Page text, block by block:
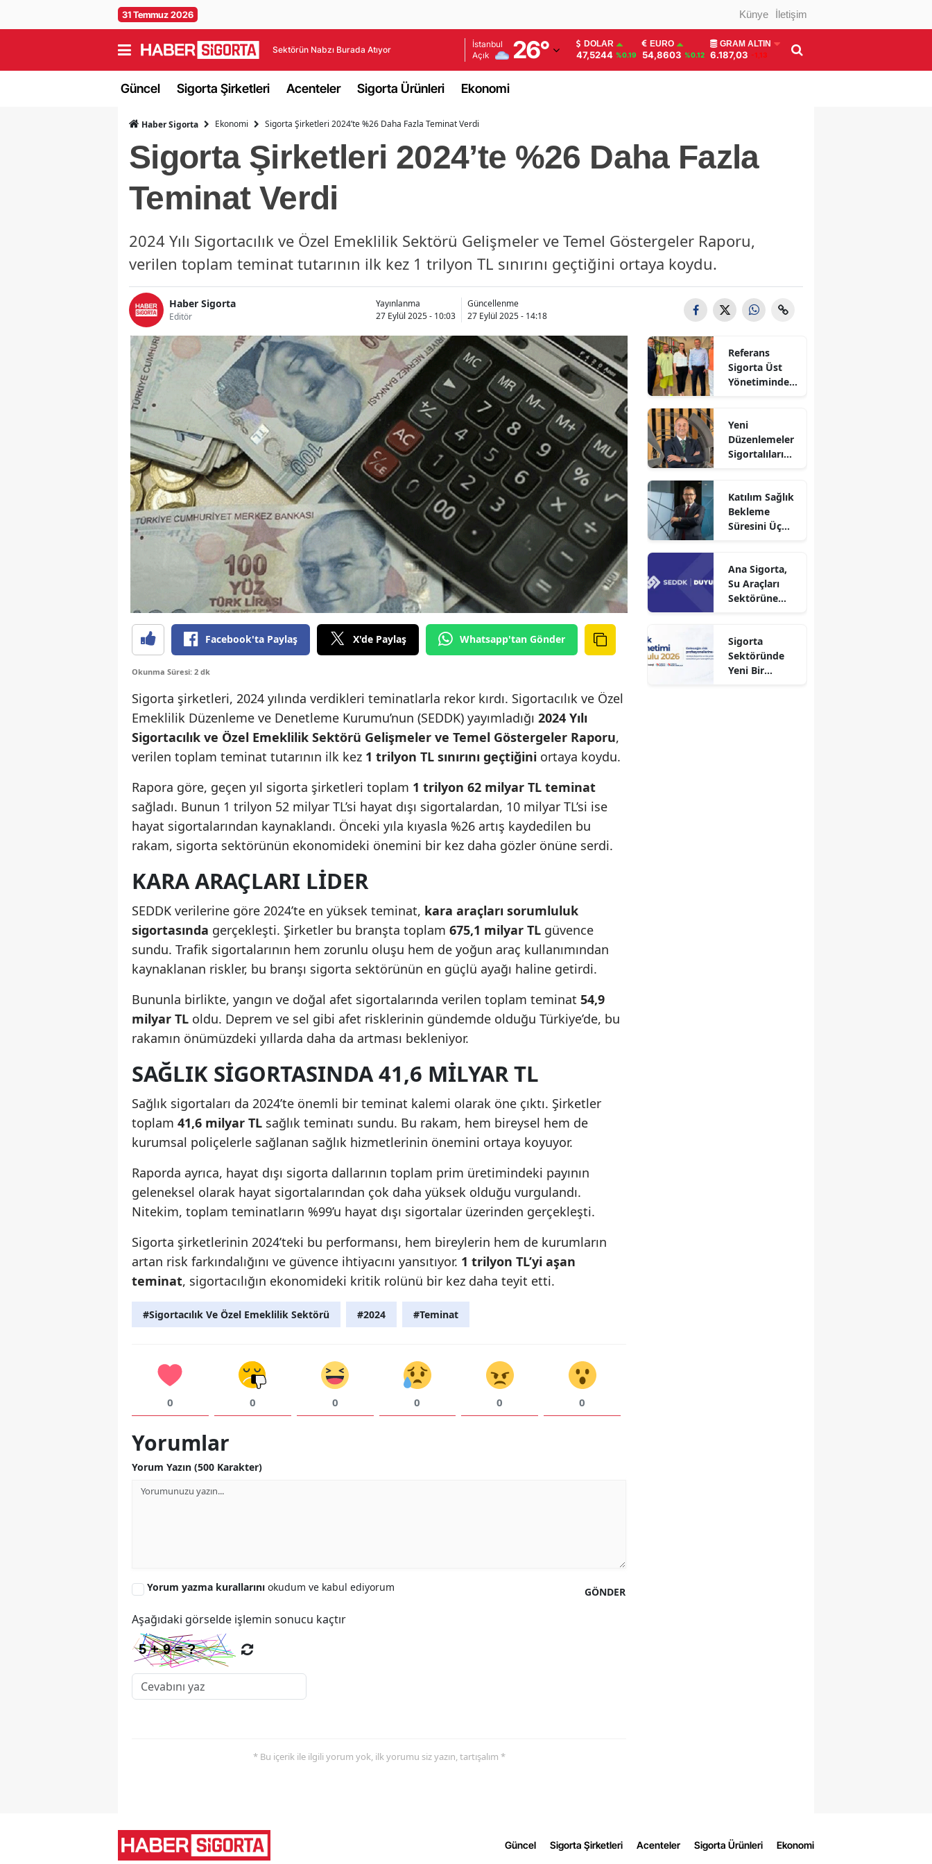
31 Temmuz 2026 Künye İletişim
Sektörün Nabzı Burada Atıyor
İstanbul
Açık
26°
Adana
Adıyaman
Afyonkarahisar
Amasya
Artvin
Aydın
Balıkesir
Bingöl
Bitlis
Bolu
Burdur
Bursa
Çanakkale
Çankırı
Çorum
Denizli
Diyarbakır
Edirne
Erzincan
Erzurum
Eskişehir
Gaziantep
Giresun
Gümüşhane
Isparta
Mersin
İstanbul
İzmir
Kastamonu
Kırklareli
Kırşehir
Kocaeli
Konya
Kütahya
Malatya
Manisa
Muğla
Muş
DOLAR
47,5244 %0.19
EURO
54,8603 %0.12
GRAM ALTIN
6.187,03 -1,13
Güncel Sigorta Şirketleri Acenteler Sigorta Ürünleri Ekonomi
Haber Sigorta Ekonomi Sigorta Şirketleri 2024’te %26 Daha Fazla Teminat Verdi
Sigorta Şirketleri 2024’te %26 Daha Fazla
Teminat Verdi
2024 Yılı Sigortacılık ve Özel Emeklilik Sektörü Gelişmeler ve Temel Göstergeler Raporu,
verilen toplam teminat tutarının ilk kez 1 trilyon TL sınırını geçtiğini ortaya koydu.
Haber Sigorta
Editör
Yayınlanma
27 Eylül 2025 - 10:03
Güncellenme
27 Eylül 2025 - 14:18
Facebook'ta Paylaş X'de Paylaş Whatsapp'tan Gönder
Okunma Süresi: 2 dk
Sigorta şirketleri, 2024 yılında verdikleri teminatlarla rekor kırdı. Sigortacılık ve Özel
Emeklilik Düzenleme ve Denetleme Kurumu’nun (SEDDK) yayımladığı 2024 Yılı
Sigortacılık ve Özel Emeklilik Sektörü Gelişmeler ve Temel Göstergeler Raporu,
verilen toplam teminat tutarının ilk kez 1 trilyon TL sınırını geçtiğini ortaya koydu.
Rapora göre, geçen yıl sigorta şirketleri toplam 1 trilyon 62 milyar TL teminat
sağladı. Bunun 1 trilyon 52 milyar TL’si hayat dışı sigortalardan, 10 milyar TL’si ise
hayat sigortalarından kaynaklandı. Önceki yıla kıyasla %26 artış kaydedilen bu
rakam, sigorta sektörünün ekonomideki önemini bir kez daha gözler önüne serdi.
KARA ARAÇLARI LIDER
SEDDK verilerine göre 2024’te en yüksek teminat, kara araçları sorumluluk
sigortasında gerçekleşti. Şirketler bu branşta toplam 675,1 milyar TL güvence
sundu. Trafik sigortalarının hem zorunlu oluşu hem de yoğun araç kullanımından
kaynaklanan riskler, bu branşı sigorta sektörünün en güçlü ayağı haline getirdi.
Bununla birlikte, yangın ve doğal afet sigortalarında verilen toplam teminat 54,9
milyar TL oldu. Deprem ve sel gibi afet risklerinin gündemde olduğu Türkiye’de, bu
rakamın önümüzdeki yıllarda daha da artması bekleniyor.
SAĞLIK SIGORTASINDA 41,6 MILYAR TL
Sağlık sigortaları da 2024’te önemli bir teminat kalemi olarak öne çıktı. Şirketler
toplam 41,6 milyar TL sağlık teminatı sundu. Bu rakam, hem bireysel hem de
kurumsal poliçelerle sağlanan sağlık hizmetlerinin önemini ortaya koyuyor.
Raporda ayrıca, hayat dışı sigorta dallarının toplam prim üretimindeki payının
geleneksel olarak hayat sigortalarından çok daha yüksek olduğu vurgulandı.
Nitekim, toplam teminatların %99’u hayat dışı sigortalar üzerinden gerçekleşti.
Sigorta şirketlerinin 2024’teki bu performansı, hem bireylerin hem de kurumların
artan risk farkındalığını ve güvence ihtiyacını yansıtıyor. 1 trilyon TL’yi aşan
teminat, sigortacılığın ekonomideki kritik rolünü bir kez daha teyit etti.
#Sigortacılık Ve Özel Emeklilik Sektörü #2024 #Teminat
0 0 0 0 0 0
Yorumlar
Yorum Yazın (500 Karakter)
GÖNDER
Yorum yazma kurallarını okudum ve kabul ediyorum
Aşağıdaki görselde işlemin sonucu kaçtır
* Bu içerik ile ilgili yorum yok, ilk yorumu siz yazın, tartışalım *
Referans
Sigorta Üst
Yönetiminden
Yeni
Düzenlemeler
Sigortalıları
Katılım Sağlık
Bekleme
Süresini Üç
Ana Sigorta,
Su Araçları
Sektörüne
Sigorta
Sektöründe
Yeni Bir
Güncel Sigorta Şirketleri Acenteler Sigorta Ürünleri Ekonomi